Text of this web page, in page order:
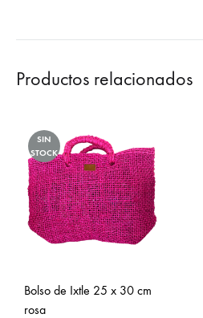
Productos relacionados
SIN
STOCK
Bolso de Ixtle 25 x 30 cm
rosa